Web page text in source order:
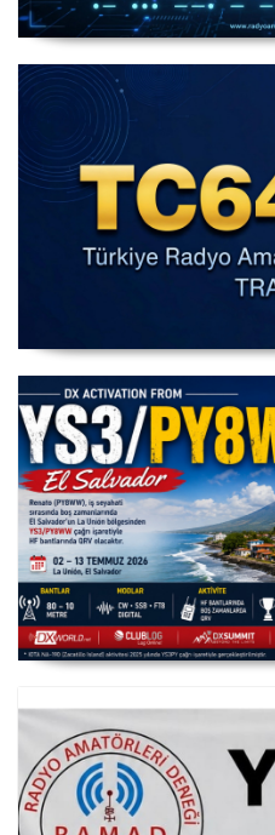
IARU HF World
IARU HF Yarışması
YS3/PY8WW